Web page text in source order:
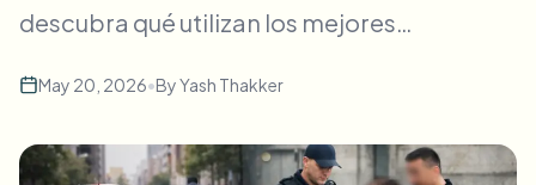
Eliminación de fondo en masa
descubra qué utilizan los mejores…
May 20, 2026•ByYash Thakker